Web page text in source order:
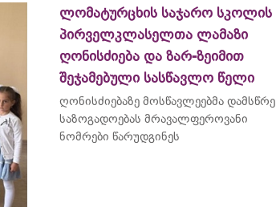
ლომატურცხის საჯარო სკოლის
პირველკლასელთა ლამაზი
ღონისძიება და ზარ-ზეიმით
შეჯამებული სასწავლო წელი
ღონისძიებაზე მოსწავლეებმა დამსწრე
საზოგადოებას მრავალფეროვანი
ნომრები წარუდგინეს